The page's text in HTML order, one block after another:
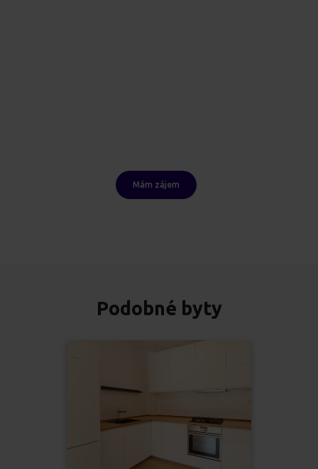
Mám zájem
Podobné byty